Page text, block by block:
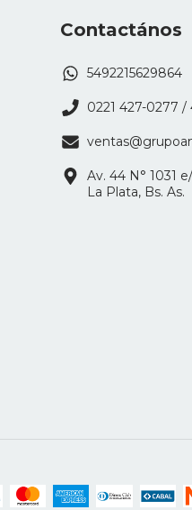
Contactános
5492215629864
0221 427-0277 /
Av. 44 N° 1031
La Plata, Bs. As.